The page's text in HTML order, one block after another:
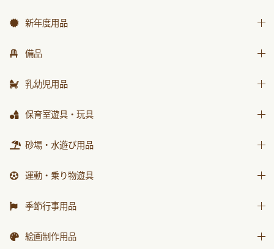
新年度用品
出席帳・シール
ワーク
画帳・おもいで
各種用紙・証書
備品
椅子
収納用品
環境備品
乳幼児用品
乳幼児備品
保育室遊具・玩具
ままごと
知育玩具
砂場・水遊び用品
砂場用品
運動・乗り物遊具
運動遊具
季節行事用品
運動会用品
絵画制作用品